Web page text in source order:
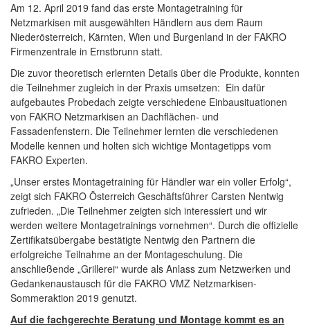
Am 12. April 2019 fand das erste Montagetraining für
Netzmarkisen mit ausgewählten Händlern aus dem Raum
Niederösterreich, Kärnten, Wien und Burgenland in der FAKRO
Firmenzentrale in Ernstbrunn statt.
Die zuvor theoretisch erlernten Details über die Produkte, konnten
die Teilnehmer zugleich in der Praxis umsetzen: Ein dafür
aufgebautes Probedach zeigte verschiedene Einbausituationen
von FAKRO Netzmarkisen an Dachflächen- und
Fassadenfenstern. Die Teilnehmer lernten die verschiedenen
Modelle kennen und holten sich wichtige Montagetipps vom
FAKRO Experten.
„Unser erstes Montagetraining für Händler war ein voller Erfolg“,
zeigt sich FAKRO Österreich Geschäftsführer Carsten Nentwig
zufrieden. „Die Teilnehmer zeigten sich interessiert und wir
werden weitere Montagetrainings vornehmen“. Durch die offizielle
Zertifikatsübergabe bestätigte Nentwig den Partnern die
erfolgreiche Teilnahme an der Montageschulung. Die
anschließende „Grillerei“ wurde als Anlass zum Netzwerken und
Gedankenaustausch für die FAKRO VMZ Netzmarkisen-
Sommeraktion 2019 genutzt.
Auf die fachgerechte Beratung und Montage kommt es an